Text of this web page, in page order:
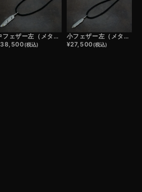
中フェザー左（メタル）×鹿革紐×アンティークビーズ/ネックレスカスタム
38,500(税込)
小フェザー左（メタル）×鹿革紐×アンティークビーズ/ネックレスカスタム
¥27,500(税込)